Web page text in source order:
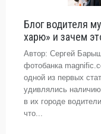
Блог водителя
харю» и зачем
Автор: Сергей
фотобанка
одной из первых
удивлялись
в их городе
что...